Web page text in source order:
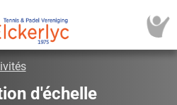
d'échelle